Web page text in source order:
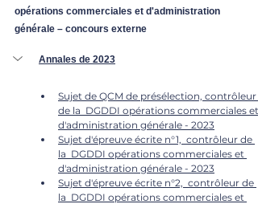
opérations commerciales et d'administration
générale – concours externe
Annales de 2023
Sujet de QCM de présélection, contrôleur
de la DGDDI opérations commerciales et
d'administration générale - 2023
Sujet d'épreuve écrite n°1,  contrôleur de
la DGDDI opérations commerciales et
d'administration générale - 2023
Sujet d'épreuve écrite n°2,  contrôleur de
la DGDDI opérations commerciales et